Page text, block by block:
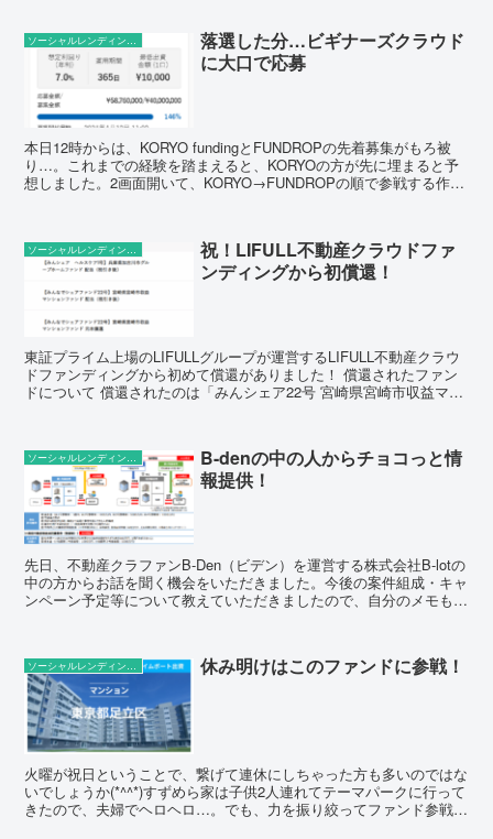
ソーシャルレンディングの話題
落選した分…ビギナーズクラウド
に大口で応募
本日12時からは、KORYO fundingとFUNDROPの先着募集がもろ被
り…。これまでの経験を踏まえると、KORYOの方が先に埋まると予
想しました。2画面開いて、KORYO→FUNDROPの順で参戦する作戦
祝！LIFULL不動産クラウドファ
ンディングから初償還！
東証プライム上場のLIFULLグループが運営するLIFULL不動産クラウ
ドファンディングから初めて償還がありました！ 償還されたファン
ドについて 償還されたのは「みんシェア22号 宮崎県宮崎市収益マン
ソーシャルレンディングの話題
B-denの中の人からチョコっと情
報提供！
先日、不動産クラファンB-Den（ビデン）を運営する株式会社B-lotの
中の方からお話を聞く機会をいただきました。今後の案件組成・キャ
ンペーン予定等について教えていただきましたので、自分のメモも兼
ソーシャルレンディングの話題 休み明けはこのファンドに参戦！
火曜が祝日ということで、繋げて連休にしちゃった方も多いのではな
いでしょうか(*^^*)すずめら家は子供2人連れてテーマパークに行って
きたので、夫婦でヘロヘロ…。でも、力を振り絞ってファンド参戦予